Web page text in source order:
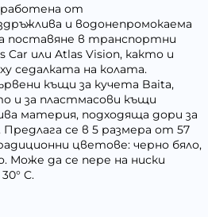
от
и водонепромокаема
поставяне в транспортни
или Atlas Vision, както и
седалката на колата.
къщи за кучета Baita,
и за пластмасови къщи
материя, подходяща дори за
се в 5 размера от 57
цветове: черно бяло,
Може да се пере на ниски
C.